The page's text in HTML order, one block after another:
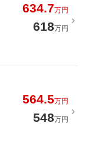
634.7万円
618万円
564.5万円
548万円